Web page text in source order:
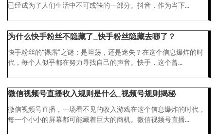
已经成为了人们生活中不可或缺的一部分。抖音，作为当下...
为什么快手粉丝不隐藏了_快手粉丝隐藏去哪了？
快手粉丝的“裸露”之谜：是坦荡，还是迷失？在这个信息爆炸的时
代，每个人似乎都在努力寻找自己的声音。快手，这个曾...
微信视频号直播收入规则是什么_视频号规则揭秘
微信视频号直播，一场看不见的收入游戏在这个信息爆炸的时代，
每一个小小的屏幕都可能藏着巨大的商机。微信视频号直播...